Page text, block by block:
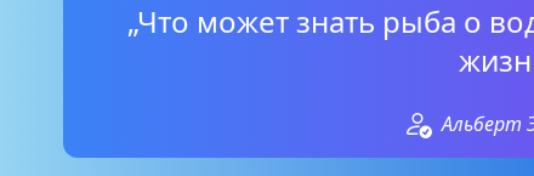
„Что может знать рыба о
Альберт